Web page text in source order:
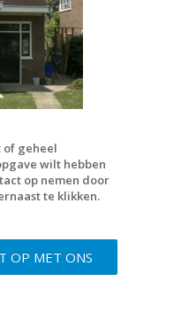
of geheel
wilt hebben
op nemen door
te klikken.
OP MET ONS